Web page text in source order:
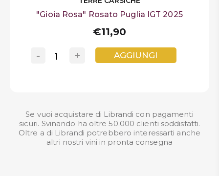
"Gioia Rosa" Rosato Puglia IGT 2025
€11,90
+
- AGGIUNGI
Se vuoi acquistare di Librandi con pagamenti
sicuri. Svinando ha oltre 50.000 clienti soddisfatti.
Oltre a di Librandi potrebbero interessarti anche
altri nostri vini in pronta consegna